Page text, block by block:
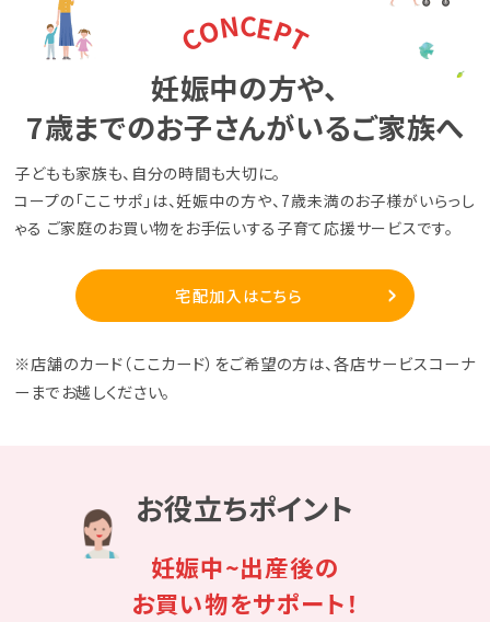
C
ONCEPT
妊娠中の方や、
7歳までのお子さんがいるご家族へ
子どもも家族も、自分の時間も大切に。
コープの「ここサポ」は、妊娠中の方や、7歳未満のお子様がいらっし
ゃる ご家庭のお買い物をお手伝いする子育て応援サービスです。
宅配加入はこちら
※店舗のカード（ここカード）をご希望の方は、各店サービスコーナ
ーまでお越しください。
お役立ちポイント
妊娠中~出産後の
お買い物をサポート！